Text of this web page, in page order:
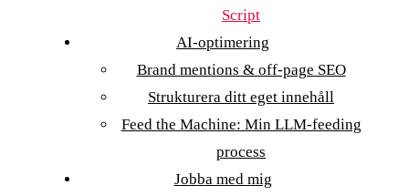
Script
AI-optimering
Brand mentions & off-page SEO
Strukturera ditt eget innehåll
Feed the Machine: Min LLM-feeding
process
Jobba med mig